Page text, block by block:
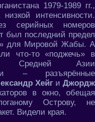
1979-1989 гг.,
низкой интенсивности.
серийных номеров
был последний предел
для Мировой Жабы. А
что-то «поджечь» в
Средней Азии
– разъярённые
Хейг и Джордж
в окно, обещая
Острову, не
Видели края.